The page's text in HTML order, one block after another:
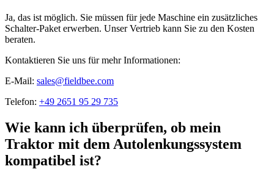
Ja, das ist möglich. Sie müssen für jede Maschine ein zusätzliches
Schalter-Paket erwerben. Unser Vertrieb kann Sie zu den Kosten
beraten.
Kontaktieren Sie uns für mehr Informationen:
E-Mail: sales@fieldbee.com
Telefon: +49 2651 95 29 735
Wie kann ich überprüfen, ob mein
Traktor mit dem Autolenkungssystem
kompatibel ist?